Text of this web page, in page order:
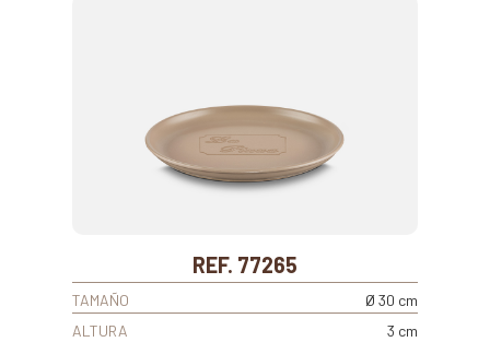
REF. 77265
TAMAÑO
Ø 30 cm
ALTURA
3 cm